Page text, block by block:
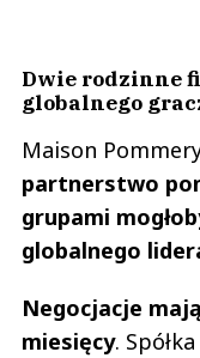
Dwie rodzinne
globalnego
Maison
partnerstwo
grupami
globalnego
Negocjacje
miesięcy.